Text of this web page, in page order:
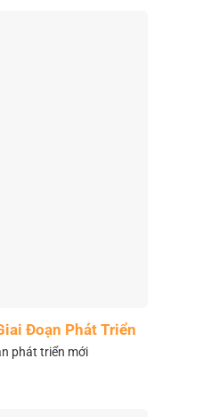
Đoạn Phát Triển
phát triển mới